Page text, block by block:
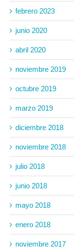
febrero 2023
junio 2020
abril 2020
noviembre 2019
octubre 2019
marzo 2019
diciembre 2018
noviembre 2018
julio 2018
junio 2018
mayo 2018
enero 2018
noviembre 2017